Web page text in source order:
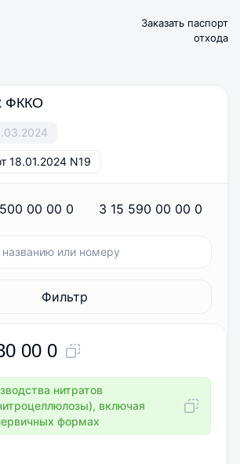
Заказать паспорт
отхода
ФККО
18.01.2024 N19
00 00 0 3 15 590 00 00 0
Фильтр
00 0
нитратов
включая
формах